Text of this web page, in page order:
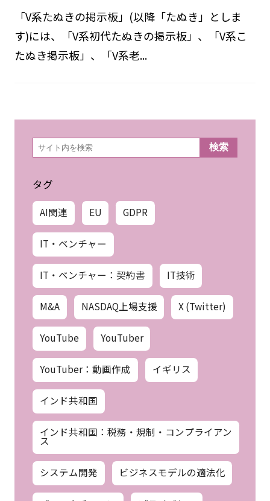
「V系たぬきの掲示板」(以降「たぬき」としま
す)には、「V系初代たぬきの掲示板」、「V系こ
たぬき掲示板」、「V系老...
検
索 検索
タグ
AI関連 EU GDPR
IT・ベンチャー
IT・ベンチャー：契約書 IT技術
M&A NASDAQ上場支援 X (Twitter)
YouTube YouTuber
YouTuber：動画作成 イギリス
インド共和国
インド共和国：税務・規制・コンプライアン
ス
システム開発 ビジネスモデルの適法化